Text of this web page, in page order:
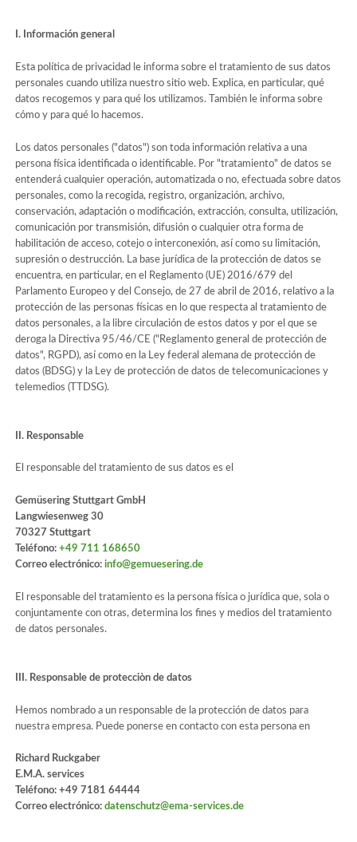
I. Información general
Esta política de privacidad le informa sobre el tratamiento de sus datos
personales cuando utiliza nuestro sitio web. Explica, en particular, qué
datos recogemos y para qué los utilizamos. También le informa sobre
cómo y para qué lo hacemos.
Los datos personales ("datos") son toda información relativa a una
persona física identificada o identificable. Por "tratamiento" de datos se
entenderá cualquier operación, automatizada o no, efectuada sobre datos
personales, como la recogida, registro, organización, archivo,
conservación, adaptación o modificación, extracción, consulta, utilización,
comunicación por transmisión, difusión o cualquier otra forma de
habilitación de acceso, cotejo o interconexión, así como su limitación,
supresión o destrucción. La base jurídica de la protección de datos se
encuentra, en particular, en el Reglamento (UE) 2016/679 del
Parlamento Europeo y del Consejo, de 27 de abril de 2016, relativo a la
protección de las personas físicas en lo que respecta al tratamiento de
datos personales, a la libre circulación de estos datos y por el que se
deroga la Directiva 95/46/CE ("Reglamento general de protección de
datos", RGPD), así como en la Ley federal alemana de protección de
datos (BDSG) y la Ley de protección de datos de telecomunicaciones y
telemedios (TTDSG).
II. Responsable
El responsable del tratamiento de sus datos es el
Gemüsering Stuttgart GmbH
Langwiesenweg 30
70327 Stuttgart
Teléfono: +49 711 168650
Correo electrónico: info@gemuesering.de
El responsable del tratamiento es la persona física o jurídica que, sola o
conjuntamente con otras, determina los fines y medios del tratamiento
de datos personales.
III. Responsable de protecciòn de datos
Hemos nombrado a un responsable de la protección de datos para
nuestra empresa. Puede ponerse en contacto con esta persona en
Richard Ruckgaber
E.M.A. services
Teléfono: +49 7181 64444
Correo electrónico: datenschutz@ema-services.de